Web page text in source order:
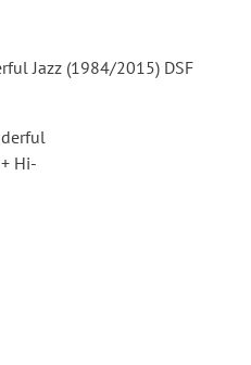
Jazz (1984/2015) DSF